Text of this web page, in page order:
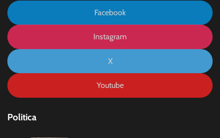
Facebook
Instagram
X
Youtube
Politica